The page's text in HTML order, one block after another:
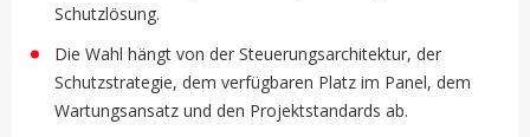
Schutzlösung.
Die Wahl hängt von der Steuerungsarchitektur, der
Schutzstrategie, dem verfügbaren Platz im Panel, dem
Wartungsansatz und den Projektstandards ab.